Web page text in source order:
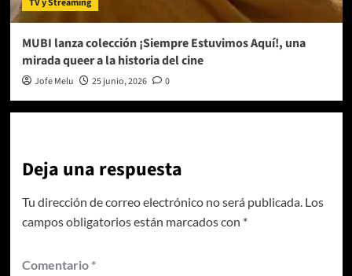
MUBI lanza colección ¡Siempre Estuvimos Aquí!, una
mirada queer a la historia del cine
Jofe Melu 25 junio, 2026 0
Deja una respuesta
Tu dirección de correo electrónico no será publicada. Los
campos obligatorios están marcados con *
Comentario *